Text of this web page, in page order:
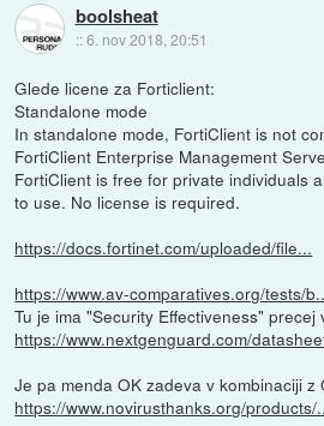
boolsheat
::6. nov 2018, 20:51
Glede licene za Forticlient:
Standalone mode
In standalone mode, FortiClient is not
FortiClient Enterprise Management
FortiClient is free for private individuals
to use. No license is required.
https://docs.fortinet.com/uploaded/file...
https://www.av-comparatives.org/tests/
Tu je ima "Security Effectiveness" precej
https://www.nextgenguard.com/
Je pa menda OK zadeva v kombinaciji z
https://www.novirusthanks.org/products/